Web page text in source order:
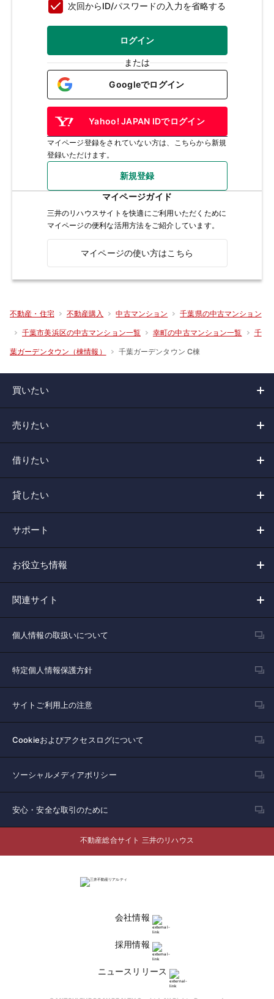
次回からID/パスワードの入力を省略する
ログイン
または
Googleでログイン
Yahoo! JAPAN IDでログイン
マイページ登録をされていない方は、こちらから新規
登録いただけます。
新規登録
マイページガイド
三井のリハウスサイトを快適にご利用いただくために
マイページの便利な活用方法をご紹介しています。
マイページの使い方はこちら
不動産・住宅 不動産購入 中古マンション 千葉県の中古マンション
千葉市美浜区の中古マンション一覧 幸町の中古マンション一覧 千
葉ガーデンタウン（棟情報） 千葉ガーデンタウン C棟
買いたい
売りたい
借りたい
貸したい
サポート
お役立ち情報
関連サイト
個人情報の取扱いについて
特定個人情報保護方針
サイトご利用上の注意
Cookieおよびアクセスログについて
ソーシャルメディアポリシー
安心・安全な取引のために
不動産総合サイト 三井のリハウス
会社情報
採用情報
ニュースリリース